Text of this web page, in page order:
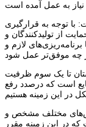
با توجه به قرارگیری
از تولیدکنندگان و
لازم و
تا یک سوم ظرفیت
است که درصدد رفع
مختلف مشخص و
در این زمینه مقرر